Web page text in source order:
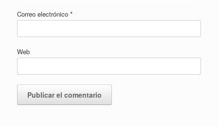
Correo electrónico *
Web